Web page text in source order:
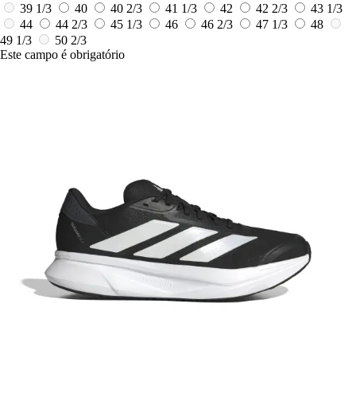
39 1/3
40 40 2/3 41 1/3 42 42 2/3
43 1/3
44
44 2/3 45 1/3 46 46 2/3 47 1/3
48
49 1/3
50 2/3
Este campo é obrigatório